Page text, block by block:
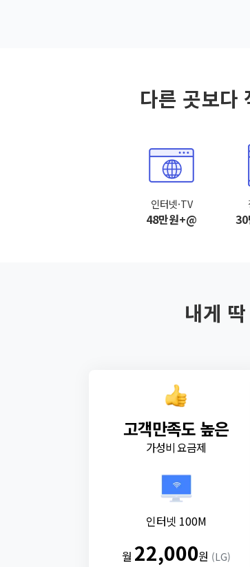
다른 곳보다
인터넷·TV
48만원+@
내게
고객만족도 높은
가성비 요금제
인터넷 100M
월 22,000원 (LG)